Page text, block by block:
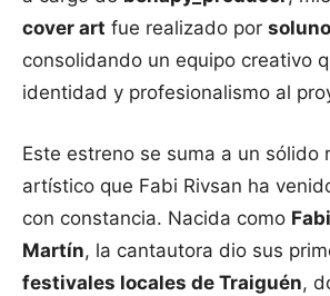
cover art fue realizado por
consolidando un equipo creativo
identidad y profesionalismo al
Este estreno se suma a un sólido
artístico que Fabi Rivsan ha
con constancia. Nacida como
Martín, la cantautora dio sus
festivales locales de Traiguén,